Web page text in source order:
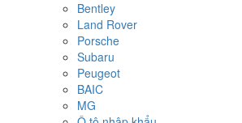
Bentley
Land Rover
Porsche
Subaru
Peugeot
BAIC
MG